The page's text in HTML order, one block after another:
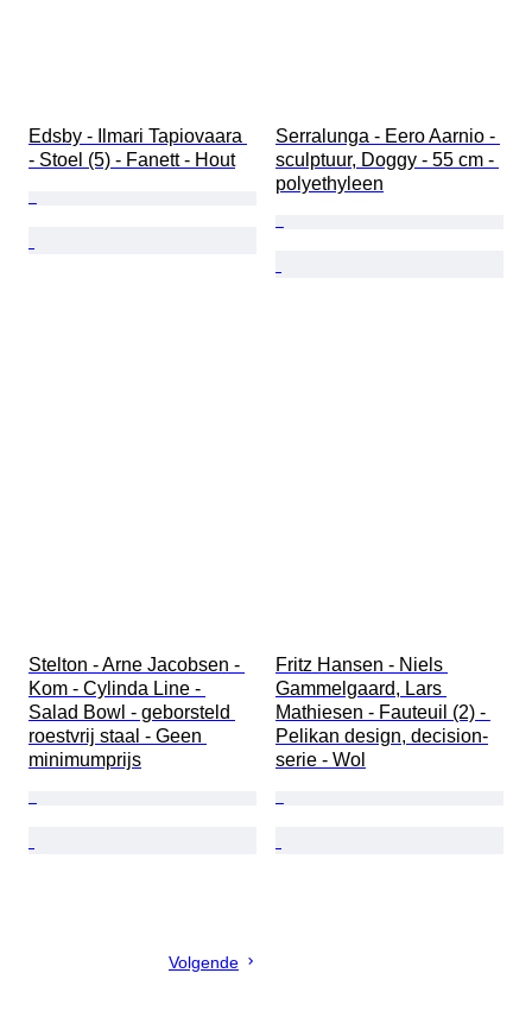
Edsby - Ilmari Tapiovaara
- Stoel (5) - Fanett - Hout
Serralunga - Eero Aarnio -
sculptuur, Doggy - 55 cm -
polyethyleen
Stelton - Arne Jacobsen -
Kom - Cylinda Line -
Salad Bowl - geborsteld
roestvrij staal - Geen
minimumprijs
Fritz Hansen - Niels
Gammelgaard, Lars
Mathiesen - Fauteuil (2) -
Pelikan design, decision-
serie - Wol
Volgende